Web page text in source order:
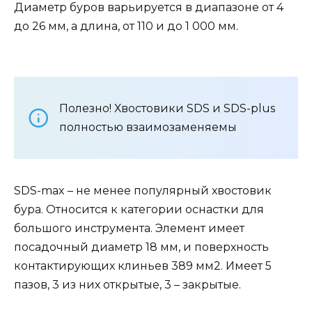
Диаметр буров варьируется в диапазоне от 4
до 26 мм, а длина, от 110 и до 1 000 мм.
Полезно! Хвостовики SDS и SDS-plus
полностью взаимозаменяемы
SDS-max – не менее популярный хвостовик
бура. Относится к категории оснастки для
большого инструмента. Элемент имеет
посадочный диаметр 18 мм, и поверхность
контактирующих клиньев 389 мм2. Имеет 5
пазов, 3 из них открытые, 3 – закрытые.